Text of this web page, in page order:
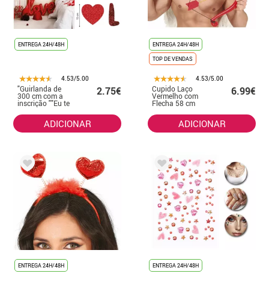
ENTREGA 24H/48H
4.53/5.00
"Guirlanda de
300 cm com a
inscrição ""Eu te
amo""."
2.75€
ADICIONAR
ENTREGA 24H/48H
TOP DE VENDAS
4.53/5.00
Cupido Laço
Vermelho com
Flecha 58 cm
6.99€
ADICIONAR
ENTREGA 24H/48H ENTREGA 24H/48H